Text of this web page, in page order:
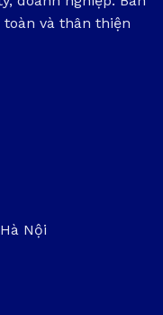
và thân thiện
Nội